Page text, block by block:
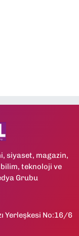
siyaset, magazin,
teknoloji ve
Grubu
Yerleşkesi No:16/6